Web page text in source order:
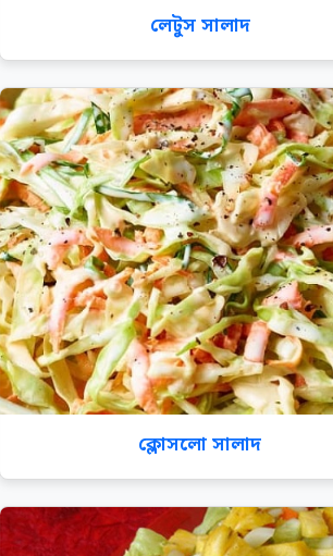
লেটুস সালাদ
ক্লোসলো সালাদ